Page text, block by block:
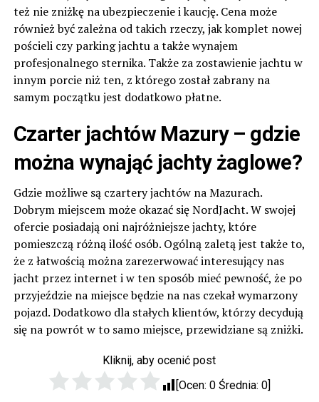
też nie zniżkę na ubezpieczenie i kaucję. Cena może
również być zależna od takich rzeczy, jak komplet nowej
pościeli czy parking jachtu a także wynajem
profesjonalnego sternika. Także za zostawienie jachtu w
innym porcie niż ten, z którego został zabrany na
samym początku jest dodatkowo płatne.
Czarter jachtów Mazury – gdzie
można wynająć jachty żaglowe?
Gdzie możliwe są czartery jachtów na Mazurach.
Dobrym miejscem może okazać się NordJacht. W swojej
ofercie posiadają oni najróżniejsze jachty, które
pomieszczą różną ilość osób. Ogólną zaletą jest także to,
że z łatwością można zarezerwować interesujący nas
jacht przez internet i w ten sposób mieć pewność, że po
przyjeździe na miejsce będzie na nas czekał wymarzony
pojazd. Dodatkowo dla stałych klientów, którzy decydują
się na powrót w to samo miejsce, przewidziane są zniżki.
Kliknij, aby ocenić post
[Ocen:0 Średnia:0]